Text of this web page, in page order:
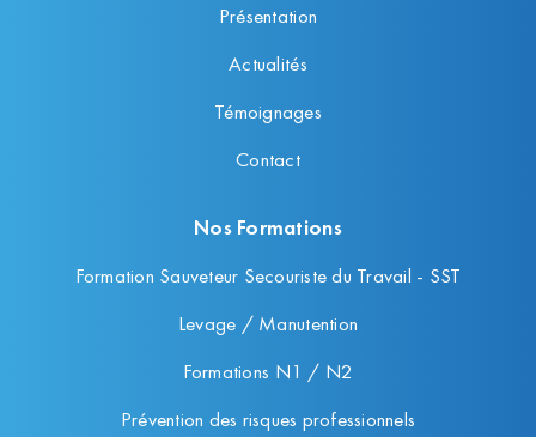
Présentation
Actualités
Témoignages
Contact
Nos Formations
Formation Sauveteur Secouriste du Travail - SST
Levage / Manutention
Formations N1 / N2
Prévention des risques professionnels